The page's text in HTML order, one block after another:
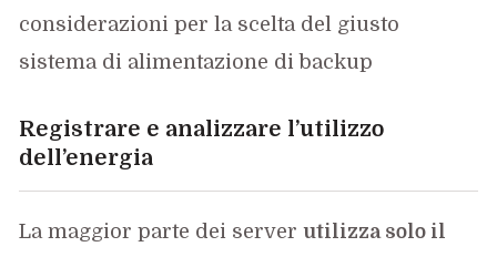
considerazioni per la scelta del giusto
sistema di alimentazione di backup
Registrare e analizzare l’utilizzo
dell’energia
La maggior parte dei serverutilizza solo il